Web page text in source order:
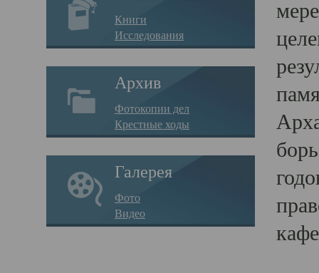
Книги
Исследования
Архив
Фотокопии дел
Крестные ходы
Галерея
Фото
Видео